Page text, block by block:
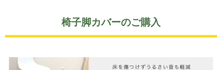
椅子脚カバーのご購入